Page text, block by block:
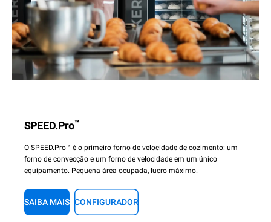
SPEED.Pro™
O SPEED.Pro™ é o primeiro forno de velocidade de cozimento: um
forno de convecção e um forno de velocidade em um único
equipamento. Pequena área ocupada, lucro máximo.
SAIBA MAIS CONFIGURADOR